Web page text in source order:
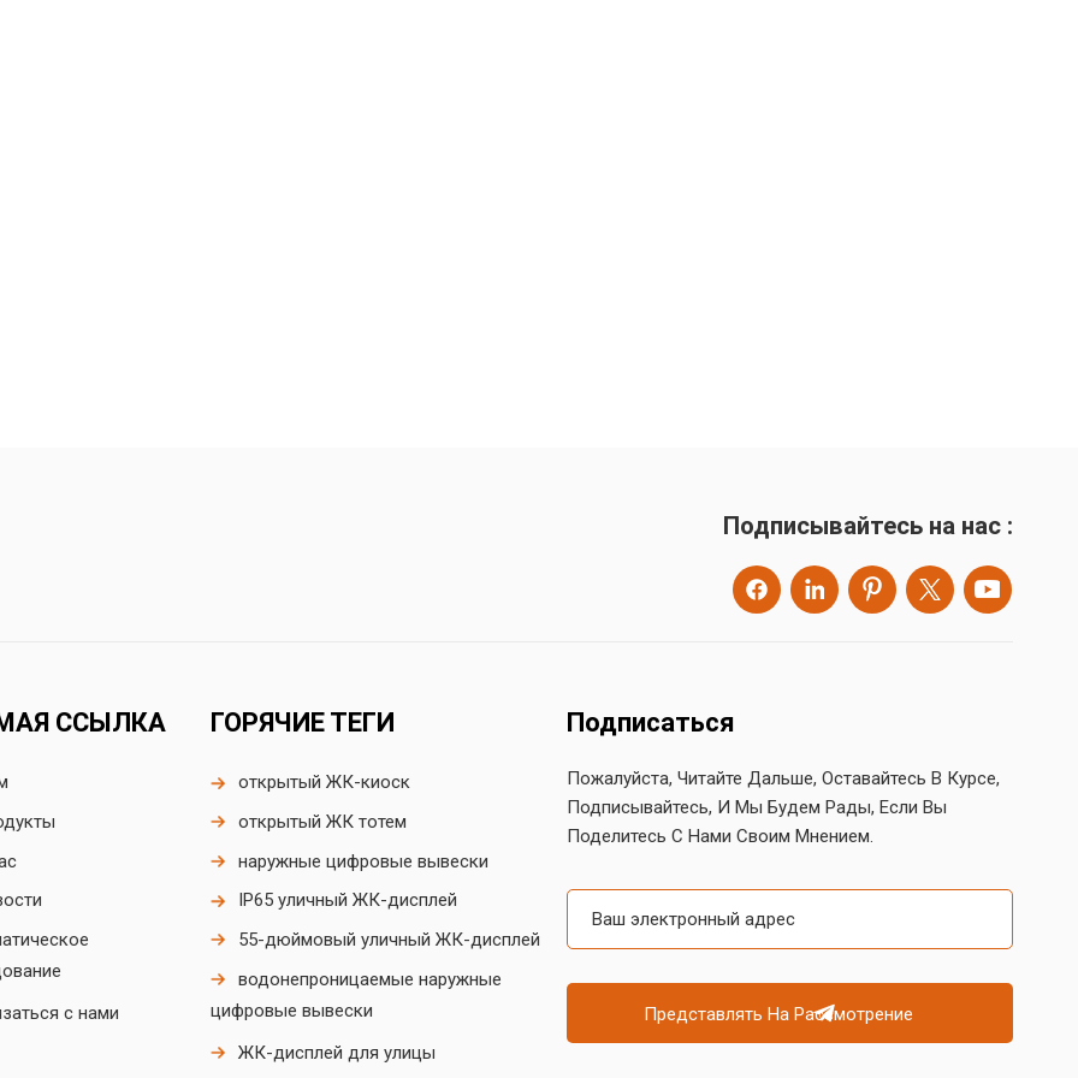
Подписывайтесь на нас :
ССЫЛКА
с нами
ГОРЯЧИЕ ТЕГИ
открытый ЖК-киоск
открытый ЖК тотем
наружные цифровые вывески
IP65 уличный ЖК-дисплей
55-дюймовый уличный ЖК-дисплей
водонепроницаемые наружные
цифровые вывески
ЖК-дисплей для улицы
Подписаться
Пожалуйста, Читайте Дальше, Оставайтесь В Курсе,
Подписывайтесь, И Мы Будем Рады, Если Вы
Поделитесь С Нами Своим Мнением.
Представлять На Рассмотрение